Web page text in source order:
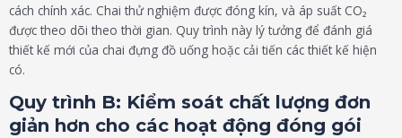
cách chính xác. Chai thử nghiệm được đóng kín, và áp suất CO₂
được theo dõi theo thời gian. Quy trình này lý tưởng để đánh giá
thiết kế mới của chai đựng đồ uống hoặc cải tiến các thiết kế hiện
có.
Quy trình B: Kiểm soát chất lượng đơn
giản hơn cho các hoạt động đóng gói